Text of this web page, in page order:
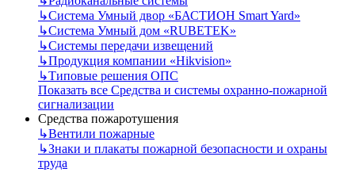
↳Система Умный двор «БАСТИОН Smart Yard»
↳Система Умный дом «RUBETEK»
↳Системы передачи извещений
↳Продукция компании «Hikvision»
↳Типовые решения ОПС
Показать все Средства и системы охранно-пожарной
сигнализации
Средства пожаротушения
↳Вентили пожарные
↳Знаки и плакаты пожарной безопасности и охраны
труда